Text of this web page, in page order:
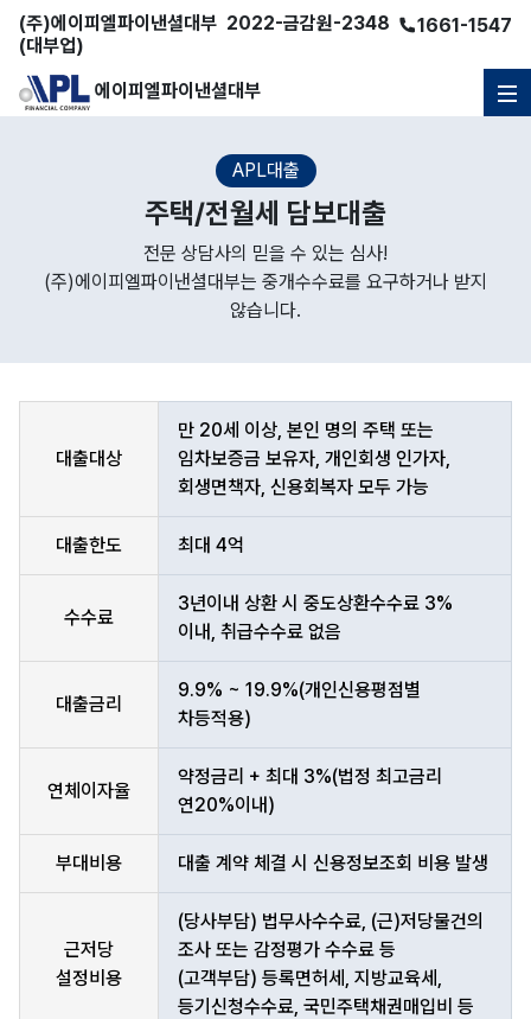
(주)에이피엘파이낸셜대부 2022-금감원-2348
(대부업)
1661-1547
에이피엘파이낸셜대부
APL대출
주택/전월세 담보대출
전문 상담사의 믿을 수 있는 심사!
(주)에이피엘파이낸셜대부는 중개수수료를 요구하거나 받지
않습니다.
대출대상
만 20세 이상, 본인 명의 주택 또는
임차보증금 보유자, 개인회생 인가자,
회생면책자, 신용회복자 모두 가능
대출한도 최대 4억
수수료
3년이내 상환 시 중도상환수수료 3%
이내, 취급수수료 없음
대출금리
9.9% ~ 19.9%(개인신용평점별
차등적용)
연체이자율
약정금리 + 최대 3%(법정 최고금리
연20%이내)
부대비용 대출 계약 체결 시 신용정보조회 비용 발생
근저당
설정비용
(당사부담) 법무사수수료, (근)저당물건의
조사 또는 감정평가 수수료 등
(고객부담) 등록면허세, 지방교육세,
등기신청수수료, 국민주택채권매입비 등